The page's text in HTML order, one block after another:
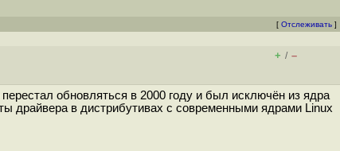
[ Отслеживать ]
+ / –
обновляться в 2000 году и был исключён из ядра
драйвера в дистрибутивах с современными ядрами Linux